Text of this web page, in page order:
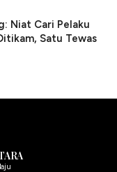
Niat Cari Pelaku
Satu Tewas